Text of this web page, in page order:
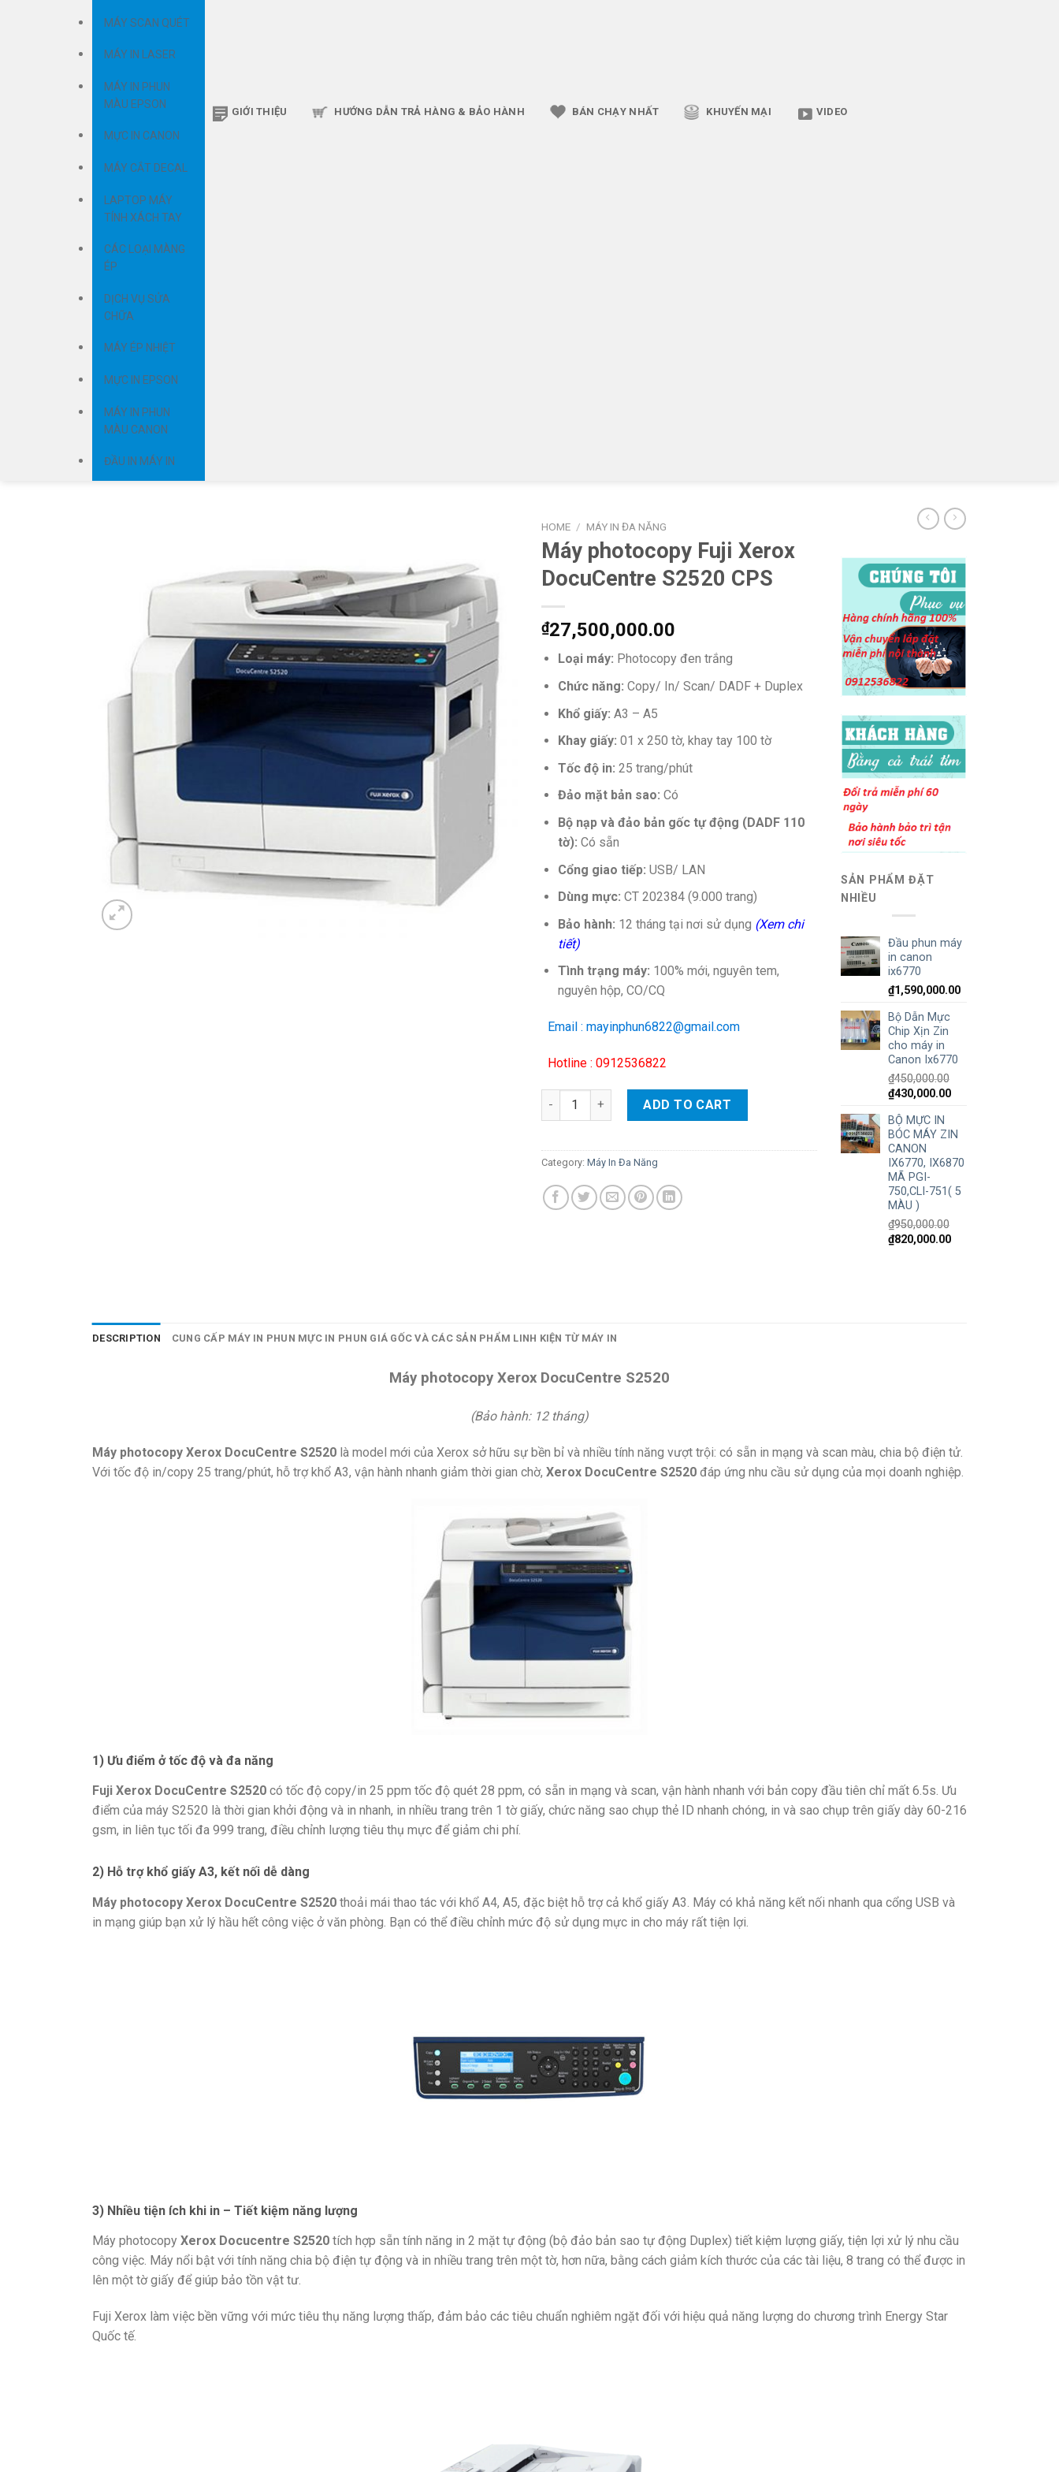
MÁY SCAN QUÉT
MÁY IN LASER
MÁY IN PHUN
MÀU EPSON
MỰC IN CANON
MÁY CẮT DECAL
LAPTOP MÁY
TÍNH XÁCH TAY
CÁC LOẠI MÀNG
ÉP
DỊCH VỤ SỬA
CHỮA
MÁY ÉP NHIỆT
MỰC IN EPSON
MÁY IN PHUN
MÀU CANON
ĐẦU IN MÁY IN
GIỚI THIỆU HƯỚNG DẪN TRẢ HÀNG & BẢO HÀNH BÁN CHẠY NHẤT KHUYẾN MẠI VIDEO
HOME / MÁY IN ĐA NĂNG
Máy photocopy Fuji Xerox
DocuCentre S2520 CPS
₫27,500,000.00
Loại máy: Photocopy đen trắng
Chức năng: Copy/ In/ Scan/ DADF + Duplex
Khổ giấy: A3 – A5
Khay giấy: 01 x 250 tờ, khay tay 100 tờ
Tốc độ in: 25 trang/phút
Đảo mặt bản sao: Có
Bộ nạp và đảo bản gốc tự động (DADF 110
tờ): Có sẵn
Cổng giao tiếp: USB/ LAN
Dùng mực: CT 202384 (9.000 trang)
Bảo hành: 12 tháng tại nơi sử dụng (Xem chi
tiết)
Tình trạng máy: 100% mới, nguyên tem,
nguyên hộp, CO/CQ
Email : mayinphun6822@gmail.com
Hotline : 0912536822
Máy photocopy Fuji Xerox DocuCentre S2520 CPS quantity
ADD TO CART
Category: Máy In Đa Năng
SẢN PHẨM ĐẶT
NHIỀU
Đầu phun máy
in canon
ix6770
₫1,590,000.00
Bộ Dẫn Mực
Chip Xịn Zin
cho máy in
Canon Ix6770
₫450,000.00
₫430,000.00
BỘ MỰC IN
BÓC MÁY ZIN
CANON
IX6770, IX6870
MÃ PGI-
750,CLI-751( 5
MÀU )
₫950,000.00
₫820,000.00
DESCRIPTION CUNG CẤP MÁY IN PHUN MỰC IN PHUN GIÁ GỐC VÀ CÁC SẢN PHẨM LINH KIỆN TỪ MÁY IN
Máy photocopy Xerox DocuCentre S2520
(Bảo hành: 12 tháng)
Máy photocopy Xerox DocuCentre S2520 là model mới của Xerox sở hữu sự bền bỉ và nhiều tính năng vượt trội: có sẵn in mạng và scan màu, chia bộ điện tử.
Với tốc độ in/copy 25 trang/phút, hỗ trợ khổ A3, vận hành nhanh giảm thời gian chờ, Xerox DocuCentre S2520 đáp ứng nhu cầu sử dụng của mọi doanh nghiệp.
1) Ưu điểm ở tốc độ và đa năng
Fuji Xerox DocuCentre S2520 có tốc độ copy/in 25 ppm tốc độ quét 28 ppm, có sẵn in mạng và scan, vận hành nhanh với bản copy đầu tiên chỉ mất 6.5s. Ưu
điểm của máy S2520 là thời gian khởi động và in nhanh, in nhiều trang trên 1 tờ giấy, chức năng sao chụp thẻ ID nhanh chóng, in và sao chụp trên giấy dày 60-216
gsm, in liên tục tối đa 999 trang, điều chỉnh lượng tiêu thụ mực để giảm chi phí.
2) Hỗ trợ khổ giấy A3, kết nối dễ dàng
Máy photocopy Xerox DocuCentre S2520 thoải mái thao tác với khổ A4, A5, đặc biệt hỗ trợ cả khổ giấy A3. Máy có khả năng kết nối nhanh qua cổng USB và
in mạng giúp bạn xử lý hầu hết công việc ở văn phòng. Bạn có thể điều chỉnh mức độ sử dụng mực in cho máy rất tiện lợi.
3) Nhiều tiện ích khi in – Tiết kiệm năng lượng
Máy photocopy Xerox Docucentre S2520 tích hợp sẵn tính năng in 2 mặt tự động (bộ đảo bản sao tự động Duplex) tiết kiệm lượng giấy, tiện lợi xử lý nhu cầu
công việc. Máy nổi bật với tính năng chia bộ điện tự động và in nhiều trang trên một tờ, hơn nữa, bằng cách giảm kích thước của các tài liệu, 8 trang có thể được in
lên một tờ giấy để giúp bảo tồn vật tư.
Fuji Xerox làm việc bền vững với mức tiêu thụ năng lượng thấp, đảm bảo các tiêu chuẩn nghiêm ngặt đối với hiệu quả năng lượng do chương trình Energy Star
Quốc tế.